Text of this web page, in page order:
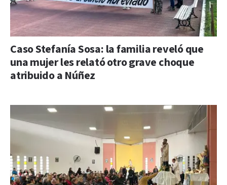
Caso Stefanía Sosa: la familia reveló que
una mujer les relató otro grave choque
atribuido a Núñez